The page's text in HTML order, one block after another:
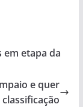
em etapa da
e quer
classificação